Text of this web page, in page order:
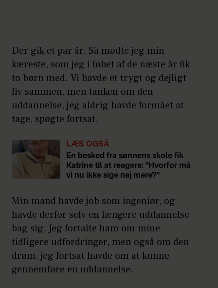
Der gik et par år. Så mødte jeg min
kæreste, som jeg i løbet af de næste år fik
to børn med. Vi havde et trygt og dejligt
liv sammen, men tanken om den
uddannelse, jeg aldrig havde formået at
tage, spøgte fortsat.
LÆS OGSÅ
En besked fra sønnens skole fik
Katrine til at reagere: "Hvorfor må
vi nu ikke sige nej mere?"
Min mand havde job som ingeniør, og
havde derfor selv en længere uddannelse
bag sig. Jeg fortalte ham om mine
tidligere udfordringer, men også om den
drøm, jeg fortsat havde om at kunne
gennemføre en uddannelse.